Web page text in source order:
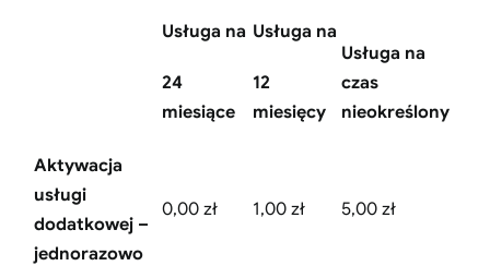
Usługa na
24
miesiące
Usługa na
12
miesięcy
Usługa na
czas
nieokreślony
Aktywacja
usługi
dodatkowej –
jednorazowo
0,00 zł 1,00 zł 5,00 zł